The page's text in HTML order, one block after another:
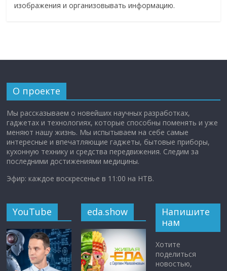
изображения и организовывать информацию.
О проекте
Мы рассказываем о новейших научных разработках,
гаджетах и технологиях, которые способны поменять и уже
меняют нашу жизнь. Мы испытываем на себе самые
интересные и впечатляющие гаджеты, бытовые приборы,
кухонную технику и средства передвижения. Следим за
последними достижениями медицины.
Эфир: каждое воскресенье в 11:00 на НТВ.
YouTube eda.show
Напишите
нам
Хотите
поделиться
новостью,